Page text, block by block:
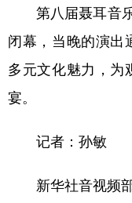
第八届聂耳音乐
闭幕，当晚的演出
多元文化魅力，为
宴。
记者：孙敏
新华社音视频